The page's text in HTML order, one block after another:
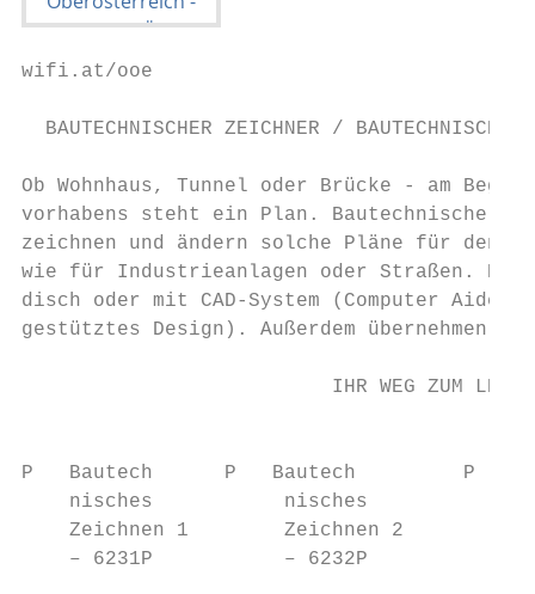
wifi.at/ooe
BAUTECHNISCHER ZEICHNER / BAUTECHNISCHE
Ob Wohnhaus, Tunnel oder Brücke - am
vorhabens steht ein Plan. Bautechnische
zeichnen und ändern solche Pläne für
wie für Industrieanlagen oder Straßen.
disch oder mit CAD-System (Computer
gestütztes Design). Außerdem
IHR WEG ZUM
P   Bautech­      P   Bautech­         P
nisches           nisches
Zeichnen 1        Zeichnen 2
– 6231P           – 6232P